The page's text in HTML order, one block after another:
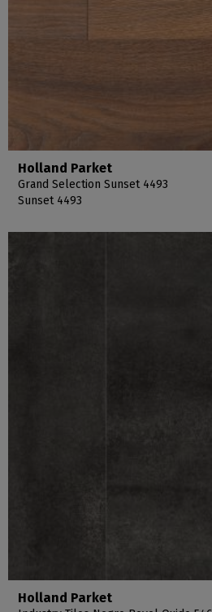
Holland Parket
Grand Selection Sunset 4493
Sunset 4493
Holland Parket